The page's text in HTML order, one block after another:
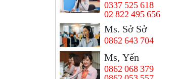
0337 525 618
02 822 495 656
Ms. Sở Sở
0862 643 704
Ms, Yến
0862 068 379